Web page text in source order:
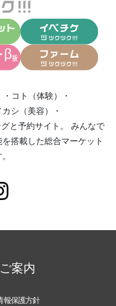
・ コト（体験）
・
カシ（美容）
・
と予約サイト。
みんなで
を搭載した総合マーケット
案内
報保護方針